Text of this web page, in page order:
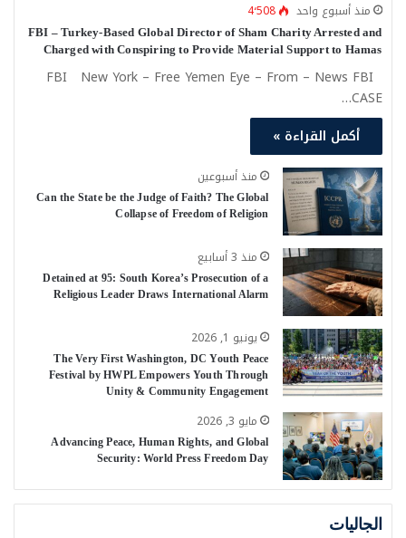
منذ أسبوع واحد 4٬508
FBI – Turkey-Based Global Director of Sham Charity Arrested and
Charged with Conspiring to Provide Material Support to Hamas
FBI New York – Free Yemen Eye – From – News FBI
CASE…
أكمل القراءة »
منذ أسبوعين
Can the State be the Judge of Faith? The Global
Collapse of Freedom of Religion
منذ 3 أسابيع
Detained at 95: South Korea’s Prosecution of a
Religious Leader Draws International Alarm
يونيو 1, 2026
The Very First Washington, DC Youth Peace
Festival by HWPL Empowers Youth Through
Unity & Community Engagement
مايو 3, 2026
Advancing Peace, Human Rights, and Global
Security: World Press Freedom Day
الجاليات